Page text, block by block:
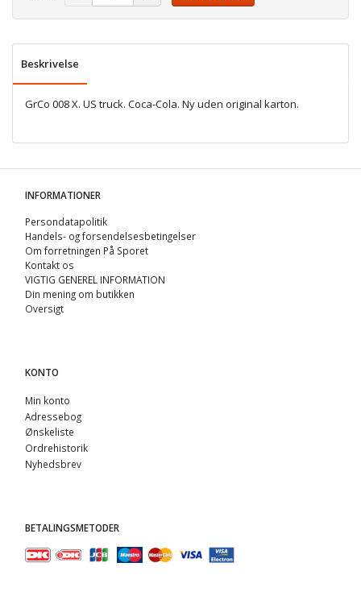
Beskrivelse
GrCo 008 X. US truck. Coca-Cola. Ny uden original karton.
INFORMATIONER
Persondatapolitik
Handels- og forsendelsesbetingelser
Om forretningen På Sporet
Kontakt os
VIGTIG GENEREL INFORMATION
Din mening om butikken
Oversigt
KONTO
Min konto
Adressebog
Ønskeliste
Ordrehistorik
Nyhedsbrev
BETALINGSMETODER